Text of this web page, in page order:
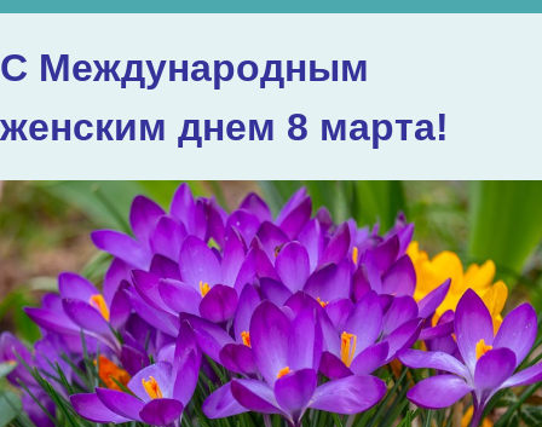
С Международным
женским днем 8 марта!